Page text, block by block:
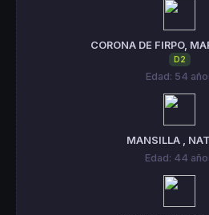
CORONA DE FIRPO,
D2
Edad: 54
MANSILLA ,
Edad: 44